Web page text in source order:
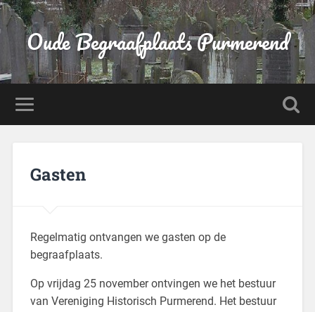
Oude Begraafplaats Purmerend
Gasten
Regelmatig ontvangen we gasten op de
begraafplaats.
Op vrijdag 25 november ontvingen we het bestuur
van Vereniging Historisch Purmerend. Het bestuur